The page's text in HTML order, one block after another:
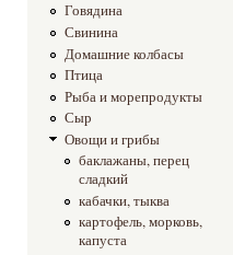
Говядина
Свинина
Домашние колбасы
Птица
Рыба и морепродукты
Сыр
Овощи и грибы
баклажаны, перец
сладкий
кабачки, тыква
картофель, морковь,
капуста